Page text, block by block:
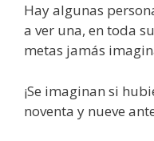
Hay algunas
a ver una, en toda
metas jamás
¡Se imaginan si
noventa y nueve